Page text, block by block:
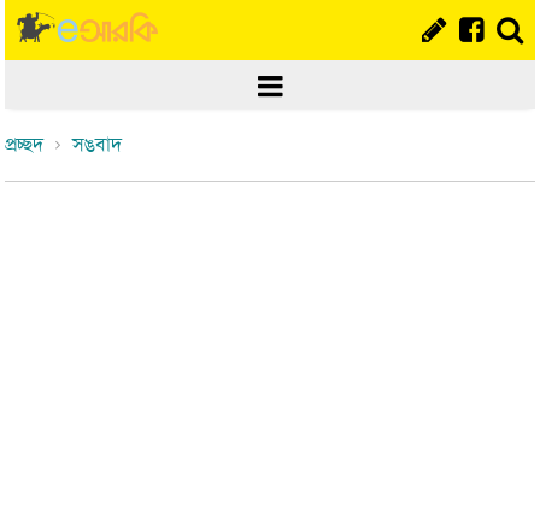
প্রচ্ছদ সঙবাদ